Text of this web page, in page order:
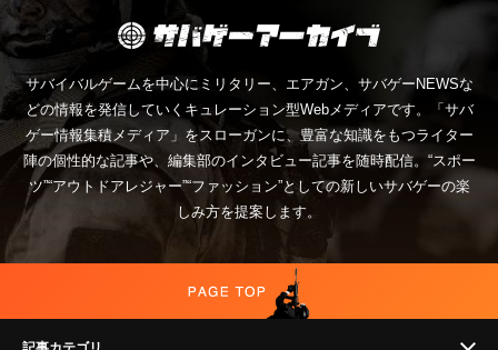
サバイバルゲームを中心にミリタリー、エアガン、サバゲーNEWSな
どの情報を発信していくキュレーション型Webメディアです。「サバ
ゲー情報集積メディア」をスローガンに、豊富な知識をもつライター
陣の個性的な記事や、編集部のインタビュー記事を随時配信。“スポー
ツ”“アウトドアレジャー”“ファッション”としての新しいサバゲーの楽
しみ方を提案します。